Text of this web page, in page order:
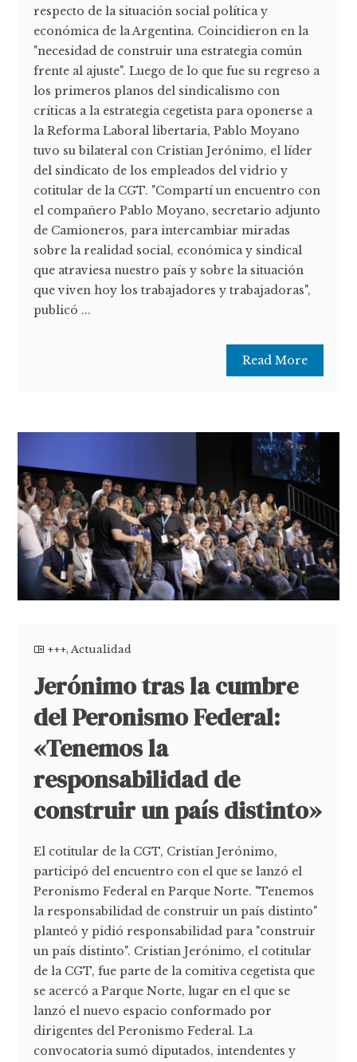
respecto de la situación social política y
económica de la Argentina. Coincidieron en la
"necesidad de construir una estrategia común
frente al ajuste". Luego de lo que fue su regreso a
los primeros planos del sindicalismo con
críticas a la estrategia cegetista para oponerse a
la Reforma Laboral libertaria, Pablo Moyano
tuvo su bilateral con Cristian Jerónimo, el líder
del sindicato de los empleados del vidrio y
cotitular de la CGT. "Compartí un encuentro con
el compañero Pablo Moyano, secretario adjunto
de Camioneros, para intercambiar miradas
sobre la realidad social, económica y sindical
que atraviesa nuestro país y sobre la situación
que viven hoy los trabajadores y trabajadoras",
publicó ...
Read More
+++,Actualidad
Jerónimo tras la cumbre
del Peronismo Federal:
«Tenemos la
responsabilidad de
construir un país distinto»
El cotitular de la CGT, Cristian Jerónimo,
participó del encuentro con el que se lanzó el
Peronismo Federal en Parque Norte. "Tenemos
la responsabilidad de construir un país distinto"
planteó y pidió responsabilidad para "construir
un país distinto". Cristian Jerónimo, el cotitular
de la CGT, fue parte de la comitiva cegetista que
se acercó a Parque Norte, lugar en el que se
lanzó el nuevo espacio conformado por
dirigentes del Peronismo Federal. La
convocatoria sumó diputados, intendentes y